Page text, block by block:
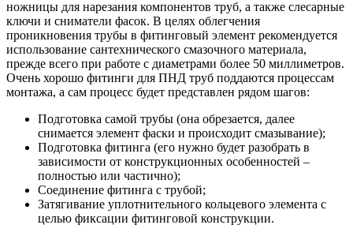
ножницы для нарезания компонентов труб, а также слесарные
ключи и сниматели фасок. В целях облегчения
проникновения трубы в фитинговый элемент рекомендуется
использование сантехнического смазочного материала,
прежде всего при работе с диаметрами более 50 миллиметров.
Очень хорошо фитинги для ПНД труб поддаются процессам
монтажа, а сам процесс будет представлен рядом шагов:
Подготовка самой трубы (она обрезается, далее
снимается элемент фаски и происходит смазывание);
Подготовка фитинга (его нужно будет разобрать в
зависимости от конструкционных особенностей –
полностью или частично);
Соединение фитинга с трубой;
Затягивание уплотнительного кольцевого элемента с
целью фиксации фитинговой конструкции.